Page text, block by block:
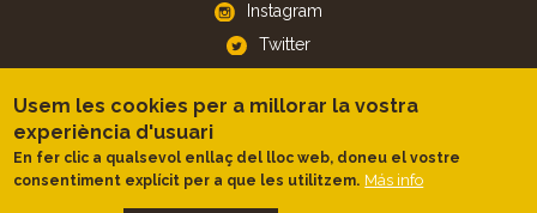
Instagram
Twitter
APP
iOS
Android
Usem les cookies per a millorar la vostra
experiència d'usuari
En fer clic a qualsevol enllaç del lloc web, doneu el vostre
consentiment explícit per a que les utilitzem. Más info